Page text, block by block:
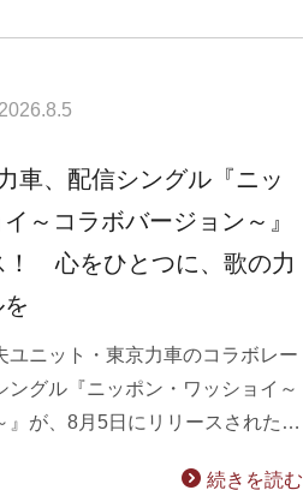
2026.8.5
車、配信シングル『ニッ
～コラボバージョン～』
！ 心をひとつに、歌の力
ユニット・東京力車のコラボレー
ングル『ニッポン・ワッショイ～
』が、8月5日にリリースされた…
続きを読む